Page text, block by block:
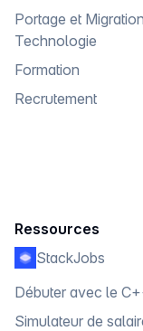
Portage et
Technologie
Formation
Recrutement
Ressources
StackJobs
Débuter avec le
Simulateur de